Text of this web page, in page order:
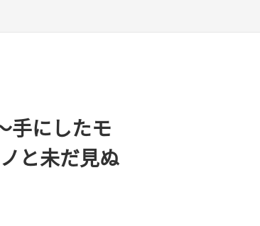
手にしたモ
と未だ見ぬ